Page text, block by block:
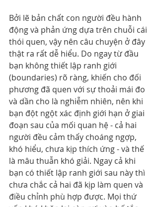
Bởi lẽ bản chất con người đều hành
động và phản ứng dựa trên chuỗi cái
thói quen, vậy nên câu chuyện ở đây
thật ra rất dễ hiểu. Do ngay từ đầu
bạn không thiết lập ranh giới
(boundaries) rõ ràng, khiến cho đối
phương đã quen với sự thoải mái đo
và dần cho là nghiễm nhiên, nên khi
bạn đột ngột xác định giới hạn ở giai
đoạn sau của mối quan hệ - cả hai
người đều cảm thấy choáng ngợp,
khó hiểu, chưa kịp thích ứng - và thế
là mâu thuẫn khó giải. Ngay cả khi
bạn có thiết lập ranh giới sau này thì
chưa chắc cả hai đã kịp làm quen và
điều chỉnh phù hợp được. Mọi thứ